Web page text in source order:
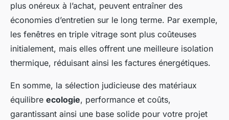
plus onéreux à l’achat, peuvent entraîner des
économies d’entretien sur le long terme. Par exemple,
les fenêtres en triple vitrage sont plus coûteuses
initialement, mais elles offrent une meilleure isolation
thermique, réduisant ainsi les factures énergétiques.
En somme, la sélection judicieuse des matériaux
équilibre ecologie, performance et coûts,
garantissant ainsi une base solide pour votre projet